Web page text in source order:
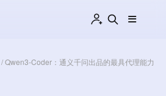
/Qwen3-Coder：通义千问出品的最具代理能力